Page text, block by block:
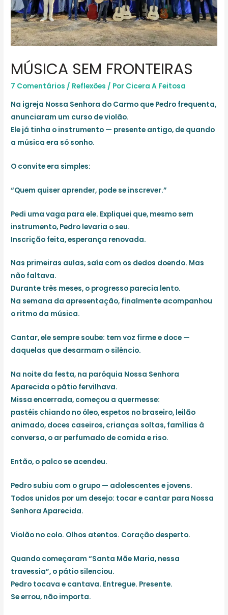
MÚSICA SEM FRONTEIRAS
7 Comentários / Reflexões / Por Cicera A Feitosa
Na igreja Nossa Senhora do Carmo que Pedro frequenta,
anunciaram um curso de violão.
Ele já tinha o instrumento — presente antigo, de quando
a música era só sonho.
O convite era simples:
“Quem quiser aprender, pode se inscrever.”
Pedi uma vaga para ele. Expliquei que, mesmo sem
instrumento, Pedro levaria o seu.
Inscrição feita, esperança renovada.
Nas primeiras aulas, saía com os dedos doendo. Mas
não faltava.
Durante três meses, o progresso parecia lento.
Na semana da apresentação, finalmente acompanhou
o ritmo da música.
Cantar, ele sempre soube: tem voz firme e doce —
daquelas que desarmam o silêncio.
Na noite da festa, na paróquia Nossa Senhora
Aparecida o pátio fervilhava.
Missa encerrada, começou a quermesse:
pastéis chiando no óleo, espetos no braseiro, leilão
animado, doces caseiros, crianças soltas, famílias à
conversa, o ar perfumado de comida e riso.
Então, o palco se acendeu.
Pedro subiu com o grupo — adolescentes e jovens.
Todos unidos por um desejo: tocar e cantar para Nossa
Senhora Aparecida.
Violão no colo. Olhos atentos. Coração desperto.
Quando começaram“Santa Mãe Maria, nessa
travessia”, o pátio silenciou.
Pedro tocava e cantava. Entregue. Presente.
Se errou, não importa.